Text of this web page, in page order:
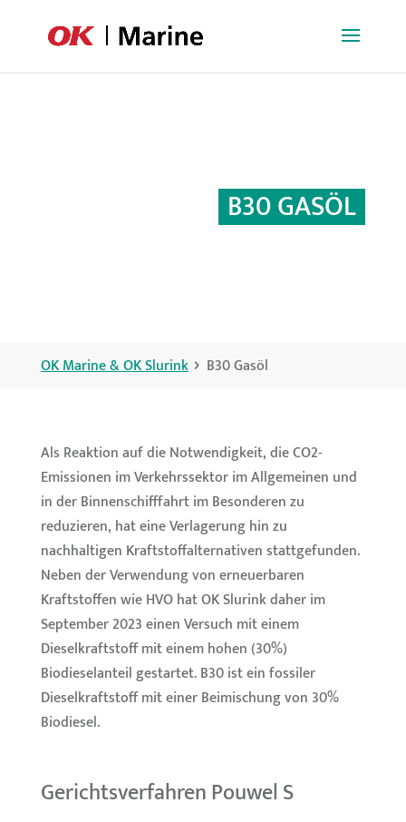
B30 GASÖL
OK Marine & OK Slurink B30 Gasöl
Als Reaktion auf die Notwendigkeit, die CO2-
Emissionen im Verkehrssektor im Allgemeinen und
in der Binnenschifffahrt im Besonderen zu
reduzieren, hat eine Verlagerung hin zu
nachhaltigen Kraftstoffalternativen stattgefunden.
Neben der Verwendung von erneuerbaren
Kraftstoffen wie HVO hat OK Slurink daher im
September 2023 einen Versuch mit einem
Dieselkraftstoff mit einem hohen (30%)
Biodieselanteil gestartet. B30 ist ein fossiler
Dieselkraftstoff mit einer Beimischung von 30%
Biodiesel.
Gerichtsverfahren Pouwel S